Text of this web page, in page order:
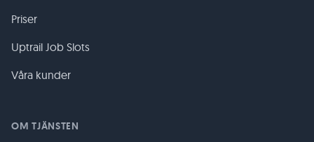
Priser
Uptrail Job Slots
Våra kunder
OM TJÄNSTEN